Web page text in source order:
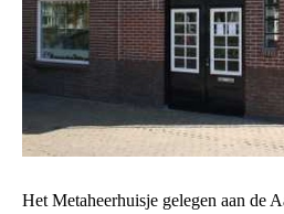
Het Metaheerhuisje gelegen aan de